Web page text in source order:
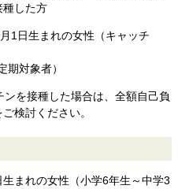
種した方
1日生まれの女性（キャッチ
期対象者）
を接種した場合は、全額自己負
検討ください。
まれの女性（小学6年生～中学3